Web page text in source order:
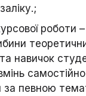
роботи
навичок
за певною